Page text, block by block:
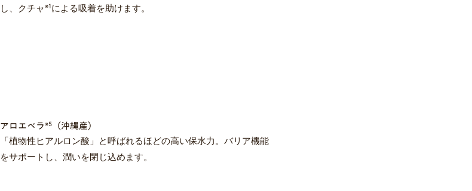
し、クチャ※1による吸着を助けます。
アロエベラ※5 （沖縄産）
「植物性ヒアルロン酸」と呼ばれるほどの高い保水力。バリア機能
をサポートし、潤いを閉じ込めます。